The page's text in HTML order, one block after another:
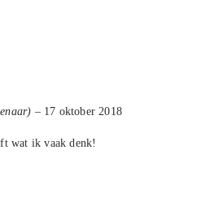
– 17 oktober 2018
wat ik vaak denk!